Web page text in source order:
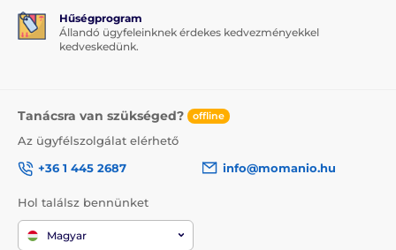
Hűségprogram
Állandó ügyfeleinknek érdekes kedvezményekkel
kedveskedünk.
Tanácsra van szükséged? offline
Az ügyfélszolgálat elérhető
+36 1 445 2687
info@momanio.hu
Hol találsz bennünket
Magyar